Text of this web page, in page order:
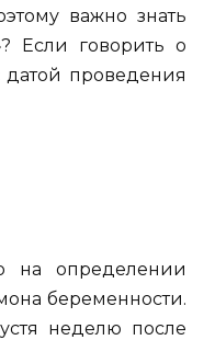
важно знать
Если говорить о
датой проведения
на определении
беременности.
неделю после